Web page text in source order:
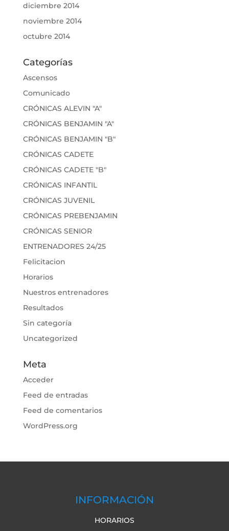
diciembre 2014
noviembre 2014
octubre 2014
Categorías
Ascensos
Comunicado
CRÓNICAS ALEVIN "A"
CRÓNICAS BENJAMIN "A"
CRÓNICAS BENJAMIN "B"
CRÓNICAS CADETE
CRÓNICAS CADETE "B"
CRÓNICAS INFANTIL
CRÓNICAS JUVENIL
CRÓNICAS PREBENJAMIN
CRÓNICAS SENIOR
ENTRENADORES 24/25
Felicitacion
Horarios
Nuestros entrenadores
Resultados
Sin categoría
Uncategorized
Meta
Acceder
Feed de entradas
Feed de comentarios
WordPress.org
INFORMACIÓN
HORARIOS